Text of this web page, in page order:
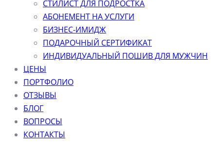
СТИЛИСТ ДЛЯ ПОДРОСТКА
АБОНЕМЕНТ НА УСЛУГИ
БИЗНЕС-ИМИДЖ
ПОДАРОЧНЫЙ СЕРТИФИКАТ
ИНДИВИДУАЛЬНЫЙ ПОШИВ ДЛЯ МУЖЧИН
ЦЕНЫ
ПОРТФОЛИО
ОТЗЫВЫ
БЛОГ
ВОПРОСЫ
КОНТАКТЫ